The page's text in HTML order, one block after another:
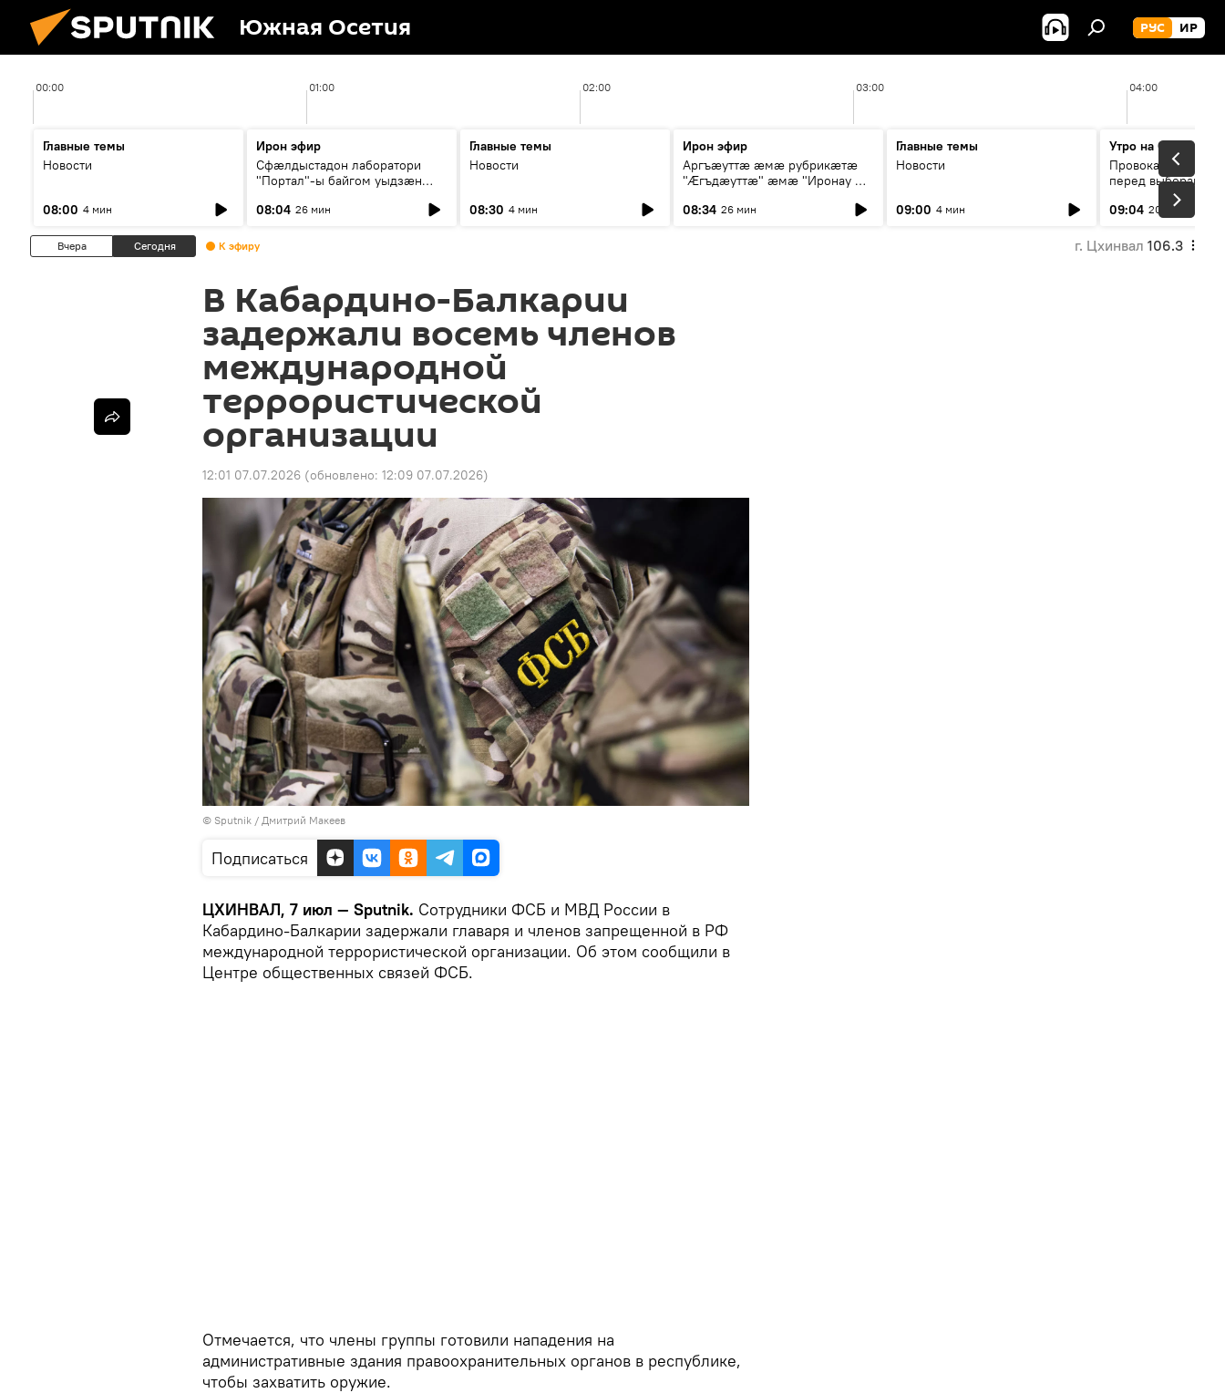
Южная Осетия РУС ИР
00:00 01:00 02:00 03:00 04:00
Главные темы
Новости
08:00 4 мин
Ирон эфир
Сфæлдыстадон лаборатори
"Портал"-ы байгом уыдзæн
Æхсары куыстыты равдыст
08:04 26 мин
Главные темы
Новости
08:30 4 мин
Ирон эфир
Аргъæуттæ æмæ рубрикæтæ
"Æгъдæуттæ" æмæ "Иронау æй
08:34 26 мин
Главные темы
Новости
09:00 4 мин
Утро на Спутнике
Провокации со
перед выборами в
09:04 20 мин
Вчера Сегодня К эфиру г. Цхинвал 106.3
В Кабардино-Балкарии
задержали восемь членов
международной
террористической
организации
12:01 07.07.2026 (обновлено: 12:09 07.07.2026)
© Sputnik / Дмитрий Макеев
Подписаться
ЦХИНВАЛ, 7 июл — Sputnik. Сотрудники ФСБ и МВД России в
Кабардино-Балкарии задержали главаря и членов запрещенной в РФ
международной террористической организации. Об этом сообщили в
Центре общественных связей ФСБ.
Отмечается, что члены группы готовили нападения на
административные здания правоохранительных органов в республике,
чтобы захватить оружие.